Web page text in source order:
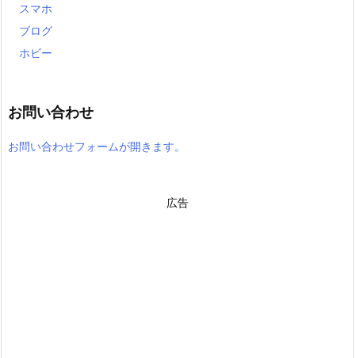
スマホ
ブログ
ホビー
お問い合わせ
お問い合わせフォームが開きます。
広告